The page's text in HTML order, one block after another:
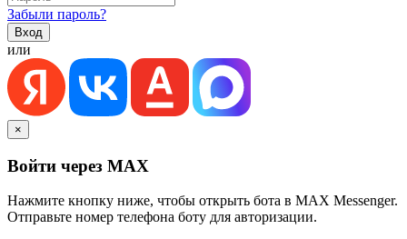
Забыли пароль?
или
×
Войти через MAX
Нажмите кнопку ниже, чтобы открыть бота в MAX Messenger.
Отправьте номер телефона боту для авторизации.